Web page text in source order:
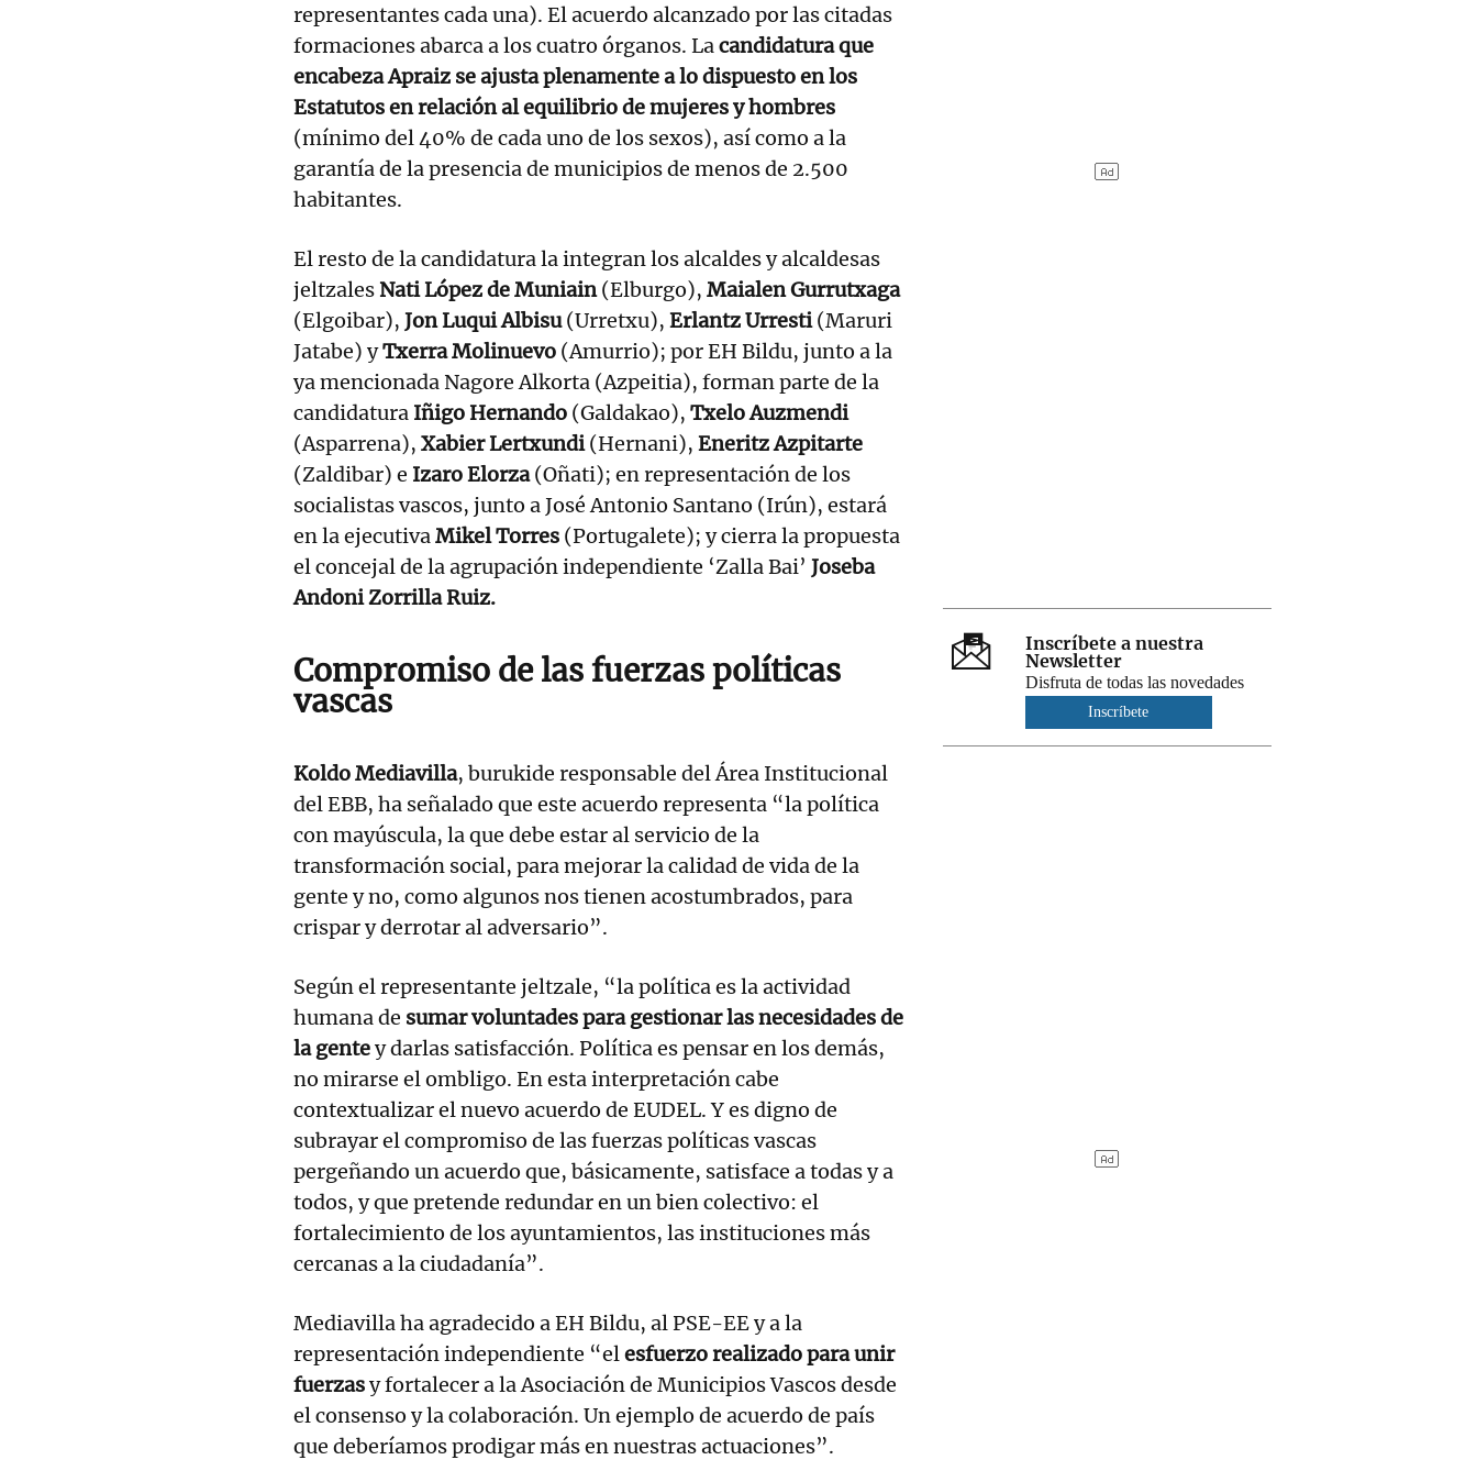
representantes cada una). El acuerdo alcanzado por las citadas
formaciones abarca a los cuatro órganos. Lacandidatura que
encabeza Apraiz se ajusta plenamente a lo dispuesto en los
Estatutos en relación al equilibrio de mujeres y hombres
(mínimo del 40% de cada uno de los sexos), así como a la
garantía de la presencia de municipios de menos de 2.500
habitantes.
El resto de la candidatura la integran los alcaldes y alcaldesas
jeltzales Nati López de Muniain(Elburgo), Maialen Gurrutxaga
(Elgoibar), Jon Luqui Albisu(Urretxu), Erlantz Urresti(Maruri
Jatabe) yTxerra Molinuevo (Amurrio); por EH Bildu, junto a la
ya mencionada Nagore Alkorta (Azpeitia), forman parte de la
candidatura Iñigo Hernando (Galdakao), Txelo Auzmendi
(Asparrena), Xabier Lertxundi(Hernani), Eneritz Azpitarte
(Zaldibar) e Izaro Elorza(Oñati); en representación de los
socialistas vascos, junto a José Antonio Santano (Irún), estará
en la ejecutivaMikel Torres (Portugalete); y cierra la propuesta
el concejal de la agrupación independiente ‘Zalla Bai’ Joseba
Andoni Zorrilla Ruiz.
Compromiso de las fuerzas políticas
vascas
Koldo Mediavilla, burukide responsable del Área Institucional
del EBB, ha señalado que este acuerdo representa “la política
con mayúscula, la que debe estar al servicio de la
transformación social, para mejorar la calidad de vida de la
gente y no, como algunos nos tienen acostumbrados, para
crispar y derrotar al adversario”.
Según el representante jeltzale, “la política es la actividad
humana de sumar voluntades para gestionar las necesidades de
la gentey darlas satisfacción. Política es pensar en los demás,
no mirarse el ombligo. En esta interpretación cabe
contextualizar el nuevo acuerdo de EUDEL. Y es digno de
subrayar el compromiso de las fuerzas políticas vascas
pergeñando un acuerdo que, básicamente, satisface a todas y a
todos, y que pretende redundar en un bien colectivo: el
fortalecimiento de los ayuntamientos, las instituciones más
cercanas a la ciudadanía”.
Mediavilla ha agradecido a EH Bildu, al PSE-EE y a la
representación independiente “elesfuerzo realizado para unir
fuerzasy fortalecer a la Asociación de Municipios Vascos desde
el consenso y la colaboración. Un ejemplo de acuerdo de país
que deberíamos prodigar más en nuestras actuaciones”.
Inscríbete a nuestra
Newsletter
Disfruta de todas las novedades
Inscríbete